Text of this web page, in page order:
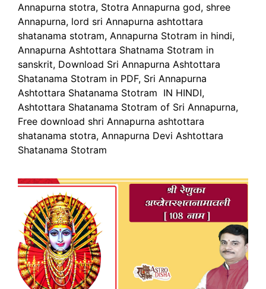
Annapurna stotra, Stotra Annapurna god, shree
Annapurna, lord sri Annapurna ashtottara
shatanama stotram, Annapurna Stotram in hindi,
Annapurna Ashtottara Shatnama Stotram in
sanskrit, Download Sri Annapurna Ashtottara
Shatanama Stotram in PDF, Sri Annapurna
Ashtottara Shatanama Stotram IN HINDI,
Ashtottara Shatanama Stotram of Sri Annapurna,
Free download shri Annapurna ashtottara
shatanama stotra, Annapurna Devi Ashtottara
Shatanama Stotram